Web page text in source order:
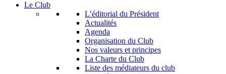
Le Club
L’éditorial du Président
Actualités
Agenda
Organisation du Club
Nos valeurs et principes
La Charte du Club
Liste des médiateurs du club